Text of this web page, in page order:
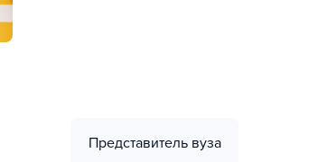
Представитель вуза